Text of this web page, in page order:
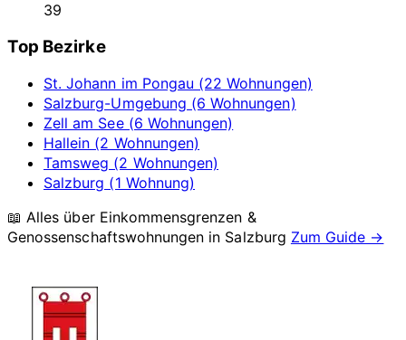
39
Top Bezirke
St. Johann im Pongau (22 Wohnungen)
Salzburg-Umgebung (6 Wohnungen)
Zell am See (6 Wohnungen)
Hallein (2 Wohnungen)
Tamsweg (2 Wohnungen)
Salzburg (1 Wohnung)
📖 Alles über Einkommensgrenzen &
Genossenschaftswohnungen in Salzburg Zum Guide →